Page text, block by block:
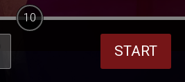
START
10